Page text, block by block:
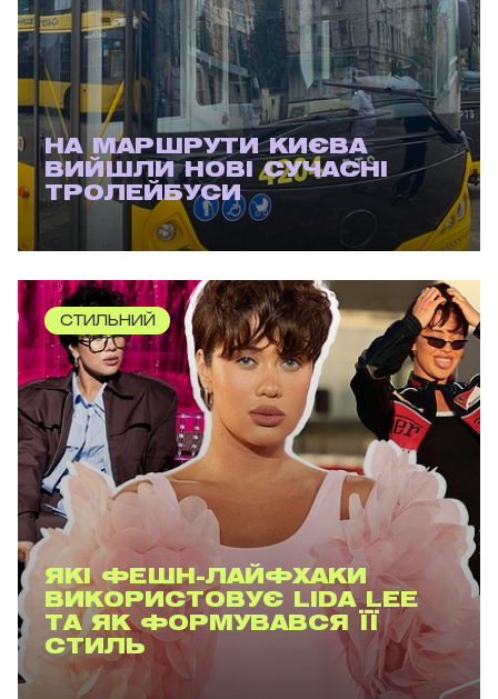
НА МАРШРУТИ КИЄВА
ВИЙШЛИ НОВІ СУЧАСНІ
ТРОЛЕЙБУСИ
СТИЛЬНИЙ
ЯКІ ФЕШН-ЛАЙФХАКИ
ВИКОРИСТОВУЄ LIDA LEE
ТА ЯК ФОРМУВАВСЯ ЇЇ
СТИЛЬ